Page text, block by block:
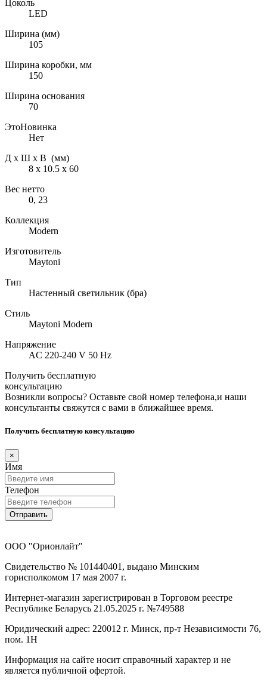
Цоколь
LED
Ширина (мм)
105
Ширина коробки, мм
150
Ширина основания
70
ЭтоНовинка
Нет
Д х Ш х В (мм)
8 х 10.5 х 60
Вес нетто
0, 23
Коллекция
Modern
Изготовитель
Maytoni
Тип
Настенный светильник (бра)
Стиль
Maytoni Modern
Напряжение
AC 220-240 V 50 Hz
Получить бесплатную
консультацию
Возникли вопросы? Оставьте свой номер телефона,и наши
консультанты свяжутся с вами в ближайшее время.
Получить бесплатную консультацию
×
Имя
Телефон
Отправить
ООО "Орионлайт"
Свидетельство № 101440401, выдано Минским
горисполкомом 17 мая 2007 г.
Интернет-магазин зарегистрирован в Торговом реестре
Республике Беларусь 21.05.2025 г. №749588
Юридический адрес: 220012 г. Минск, пр-т Независимости 76,
пом. 1Н
Информация на сайте носит справочный характер и не
является публичной офертой.